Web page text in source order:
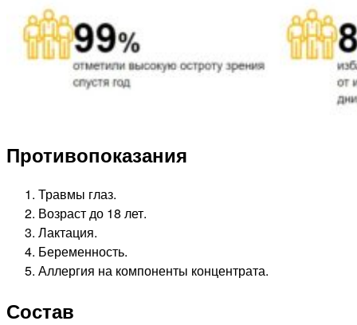
Противопоказания
Травмы глаз.
Возраст до 18 лет.
Лактация.
Беременность.
Аллергия на компоненты концентрата.
Состав